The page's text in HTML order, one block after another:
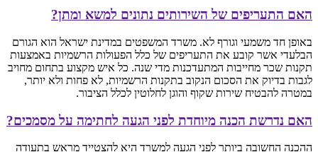
האם התעריפים של השירותים נתונים למשא ומתן?
באופן חד משמעי וגורף לא. משרד המשפטים במדינת ישראל הוא הגורם
הבלעדי אשר קובע את התעריפים של כלל הפעולות הרשמיות באמצעות
תקנות שכר מחייבות המתעדכנות מדי שנה. כל איש מקצוע בתחום מחויב
לגבות בדיוק את הסכום הנקוב בתקנות הרשמיות, לא פחות ולא יותר,
במטרה להבטיח שירות שקוף והוגן לחלוטין לכלל הציבור.
האם נדרשת הכנה מיוחדת לפני הגעה לחתימה על מסמכים?
ההכנה החשובה ביותר לפני הגעה למשרד היא להצטייד מראש בתעודה